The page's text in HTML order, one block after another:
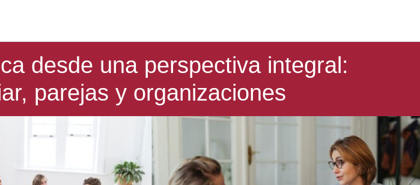
desde una perspectiva integral:
parejas y organizaciones